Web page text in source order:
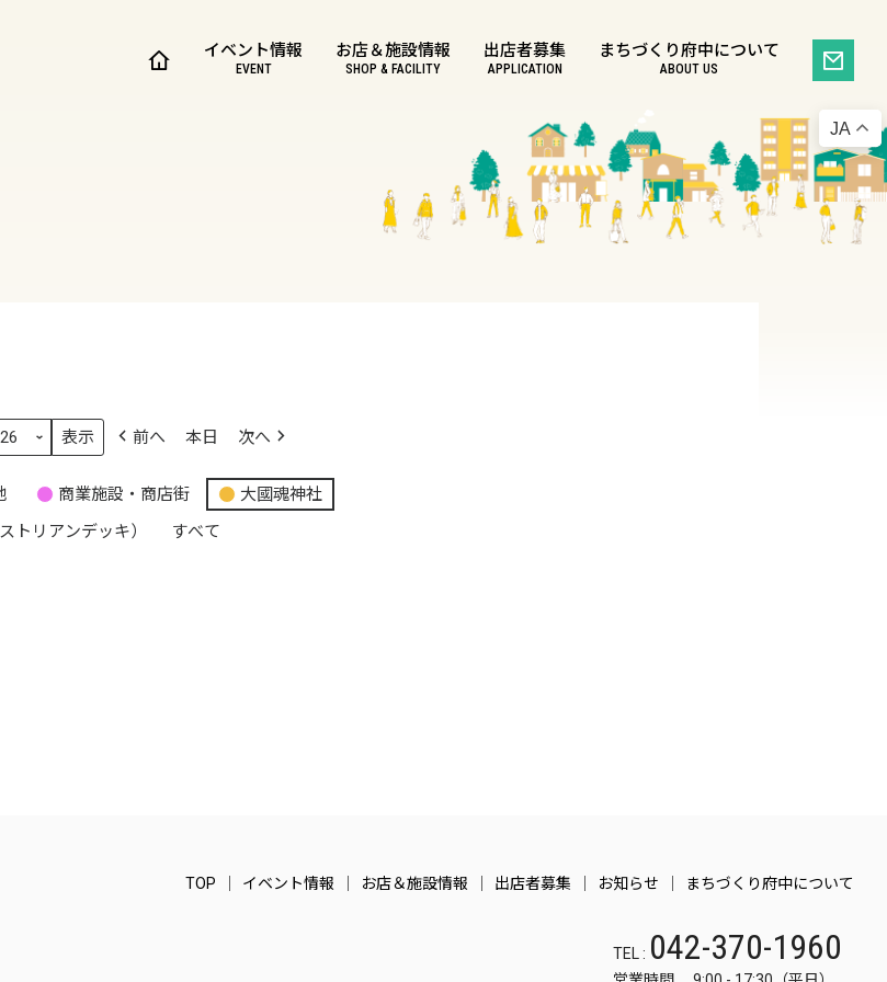
イベント情報
EVENT
お店＆施設情報
SHOP & FACILITY
出店者募集
APPLICATION
まちづくり府中について
ABOUT US
前へ 本日 次へ
商業施設・商店街
大國魂神社
トリアンデッキ）
すべて
TOP イベント情報 お店＆施設情報 出店者募集 お知らせ まちづくり府中について
TEL : 042-370-1960
JA